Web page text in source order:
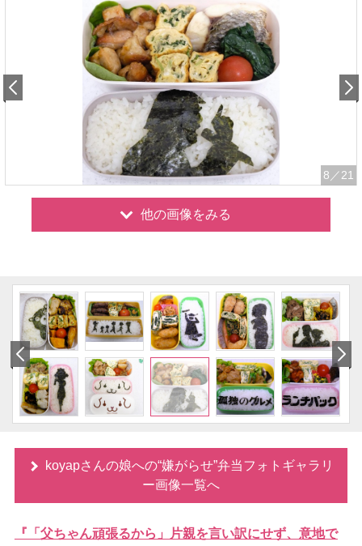
8 ／21
他の画像をみる
koyapさんの娘への“嫌がらせ”弁当フォトギャラリ
ー画像一覧へ
『「父ちゃん頑張るから」片親を言い訳にせず、意地で